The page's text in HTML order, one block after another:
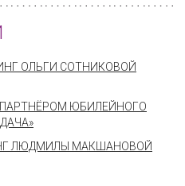
ОЛЬГИ СОТНИКОВОЙ
ПАРТНЁРОМ ЮБИЛЕЙНОГО
ЛЮДМИЛЫ МАКШАНОВОЙ